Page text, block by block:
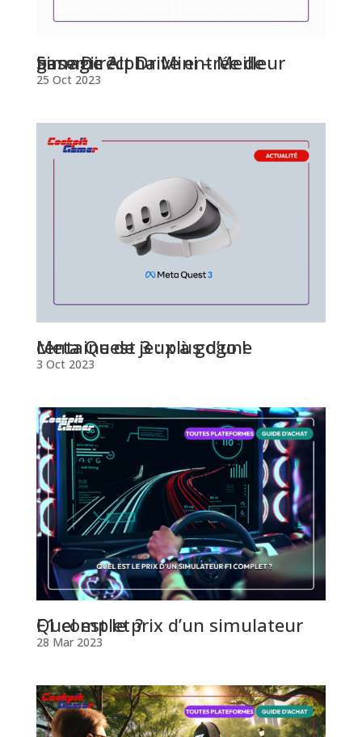
Simagic Alpha Mini – Meilleur base Direct Drive entrée de gamme ?
25 Oct 2023
Meta Quest 3 : plus d’une centaine de jeux à gogo !
3 Oct 2023
Quel est le prix d’un simulateur F1 complet ?
28 Mar 2023